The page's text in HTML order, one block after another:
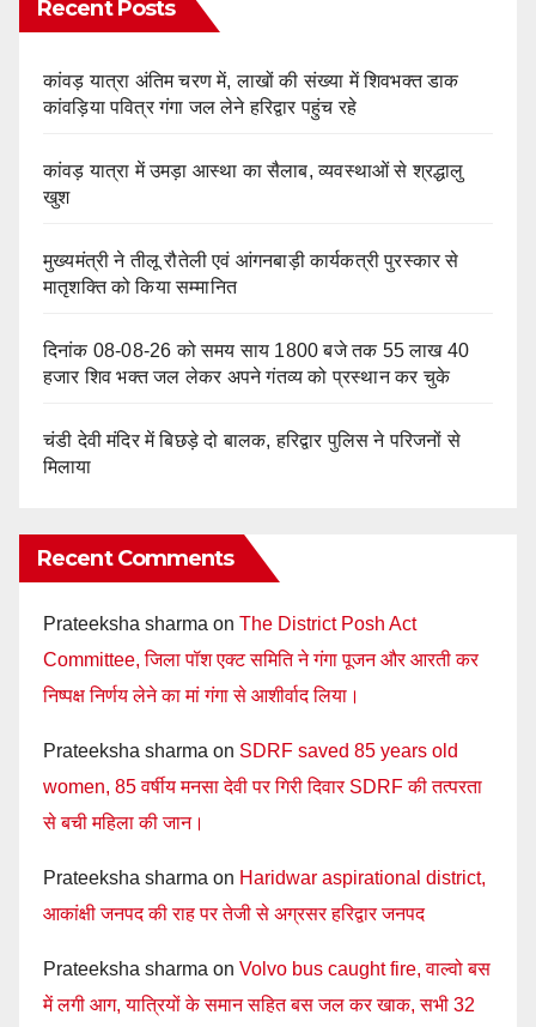
Recent Posts
कांवड़ यात्रा अंतिम चरण में, लाखों की संख्या में शिवभक्त डाक
कांवड़िया पवित्र गंगा जल लेने हरिद्वार पहुंच रहे
कांवड़ यात्रा में उमड़ा आस्था का सैलाब, व्यवस्थाओं से श्रद्धालु
खुश
मुख्यमंत्री ने तीलू रौतेली एवं आंगनबाड़ी कार्यकत्री पुरस्कार से
मातृशक्ति को किया सम्मानित
दिनांक 08-08-26 को समय साय 1800 बजे तक 55 लाख 40
हजार शिव भक्त जल लेकर अपने गंतव्य को प्रस्थान कर चुके
चंडी देवी मंदिर में बिछड़े दो बालक, हरिद्वार पुलिस ने परिजनों से
मिलाया
Recent Comments
Prateeksha sharma on The District Posh Act
Committee, जिला पॉश एक्ट समिति ने गंगा पूजन और आरती कर
निष्पक्ष निर्णय लेने का मां गंगा से आशीर्वाद लिया।
Prateeksha sharma on SDRF saved 85 years old
women, 85 वर्षीय मनसा देवी पर गिरी दिवार SDRF की तत्परता
से बची महिला की जान।
Prateeksha sharma on Haridwar aspirational district,
आकांक्षी जनपद की राह पर तेजी से अग्रसर हरिद्वार जनपद
Prateeksha sharma on Volvo bus caught fire, वाल्वो बस
में लगी आग, यात्रियों के समान सहित बस जल कर खाक, सभी 32